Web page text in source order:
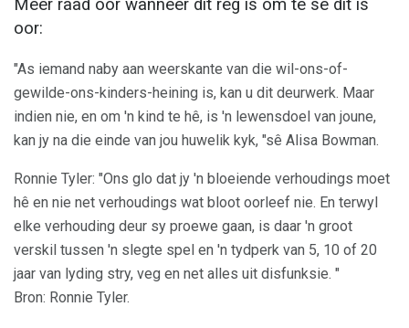
Meer raad oor wanneer dit reg is om te sê dit is
oor:
"As iemand naby aan weerskante van die wil-ons-of-
gewilde-ons-kinders-heining is, kan u dit deurwerk. Maar
indien nie, en om 'n kind te hê, is 'n lewensdoel van joune,
kan jy na die einde van jou huwelik kyk, "sê Alisa Bowman.
Ronnie Tyler: "Ons glo dat jy 'n bloeiende verhoudings moet
hê en nie net verhoudings wat bloot oorleef nie. En terwyl
elke verhouding deur sy proewe gaan, is daar 'n groot
verskil tussen 'n slegte spel en 'n tydperk van 5, 10 of 20
jaar van lyding stry, veg en net alles uit disfunksie. "
Bron: Ronnie Tyler.